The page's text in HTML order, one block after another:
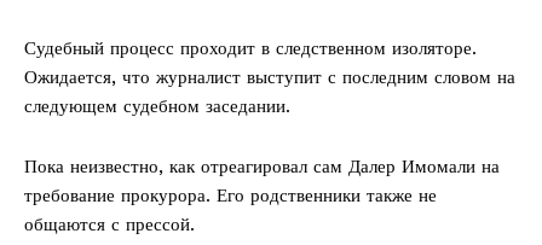
Судебный процесс проходит в следственном изоляторе.
Ожидается, что журналист выступит с последним словом на
следующем судебном заседании.
Пока неизвестно, как отреагировал сам Далер Имомали на
требование прокурора. Его родственники также не
общаются с прессой.